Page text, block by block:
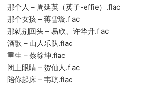
那个人 – 周延英（英子-effie）.flac
那个女孩 – 蒋雪璇.flac
那就别回头 – 易欣、许华升.flac
酒歌 – 山人乐队.flac
重生 – 蔡徐坤.flac
闭上眼睛 – 贺仙人.flac
陪你起床 – 韦琪.flac